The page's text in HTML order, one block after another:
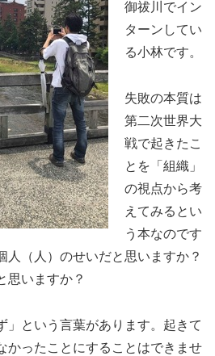
御祓川でイン
ターンしてい
る小林です。
失敗の本質は
第二次世界大
戦で起きたこ
とを「組織」
の視点から考
えてみるとい
う本なのです
人（人）のせいだと思いますか？
思いますか？
」という言葉があります。起きて
かったことにすることはできませ